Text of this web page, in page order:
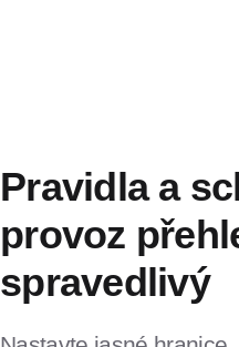
Pravidla a
provoz
spravedlivý